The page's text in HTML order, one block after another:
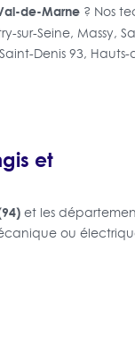
de-Marne? Nos
sur-Seine, Massy,
Denis 93,
et
et les
ou